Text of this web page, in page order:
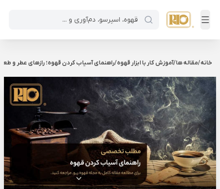
خانه/مقاله ها/آموزش کار با ابزار قهوه/راهنمای آسیاب کردن قهوه؛ رازهای عطر و